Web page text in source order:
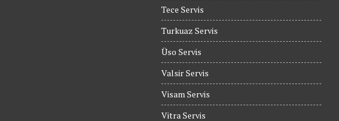
Tece Servis
Turkuaz Servis
Üso Servis
Valsir Servis
Visam Servis
Vitra Servis